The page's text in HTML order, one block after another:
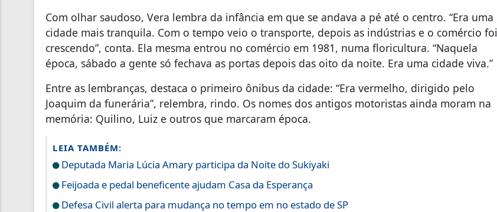
Com olhar saudoso, Vera lembra da infância em que se andava a pé até o centro. “Era uma
cidade mais tranquila. Com o tempo veio o transporte, depois as indústrias e o comércio foi
crescendo”, conta. Ela mesma entrou no comércio em 1981, numa floricultura. “Naquela
época, sábado a gente só fechava as portas depois das oito da noite. Era uma cidade viva.”
Entre as lembranças, destaca o primeiro ônibus da cidade: “Era vermelho, dirigido pelo
Joaquim da funerária”, relembra, rindo. Os nomes dos antigos motoristas ainda moram na
memória: Quilino, Luiz e outros que marcaram época.
LEIA TAMBÉM:
Deputada Maria Lúcia Amary participa da Noite do Sukiyaki
Feijoada e pedal beneficente ajudam Casa da Esperança
Defesa Civil alerta para mudança no tempo em no estado de SP